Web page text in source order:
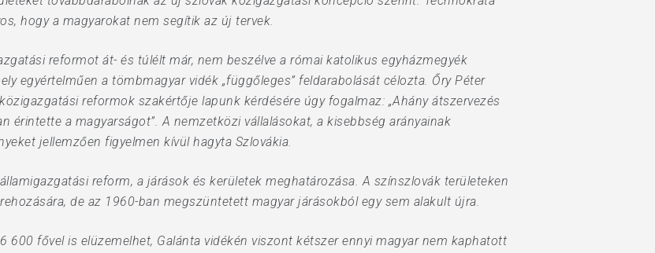
hogy a magyarokat nem segítik az új tervek.
reformot át- és túlélt már, nem beszélve a római katolikus egyházmegyék
egyértelműen a tömbmagyar vidék „függőleges” feldarabolását célozta. Őry Péter
reformok szakértője lapunk kérdésére úgy fogalmaz: „Ahány átszervezés
érintette a magyarságot”. A nemzetközi vállalásokat, a kisebbség arányainak
jellemzően figyelmen kívül hagyta Szlovákia.
reform, a járások és kerületek meghatározása. A színszlovák területeken
de az 1960-ban megszüntetett magyar járásokból egy sem alakult újra.
600 fővel is elüzemelhet, Galánta vidékén viszont kétszer ennyi magyar nem kaphatott